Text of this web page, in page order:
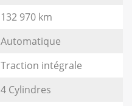
132 970 km
Automatique
Traction intégrale
4 Cylindres